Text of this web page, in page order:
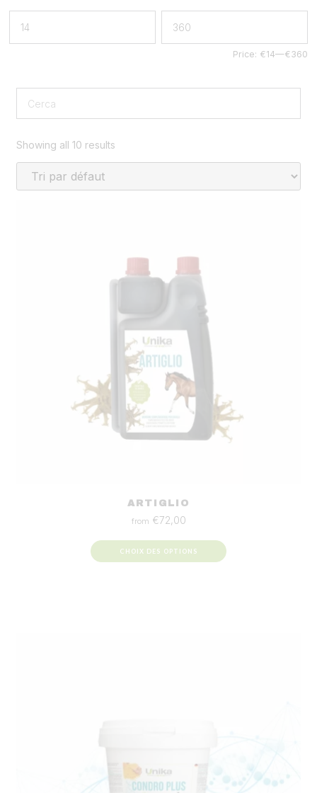
Price: €14—€360
Showing all 10 results
ARTIGLIO
from €72,00
CHOIX DES OPTIONS